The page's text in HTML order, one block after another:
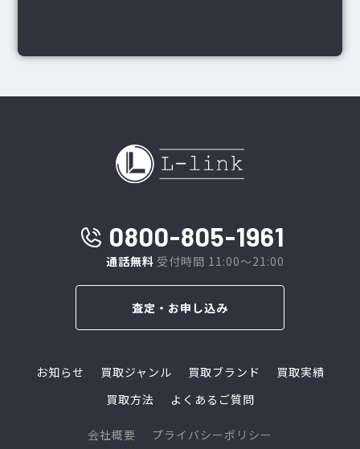
0800-805-1961
通話無料 受付時間 11:00～21:00
査定・お申し込み
お知らせ 買取ジャンル 買取ブランド
買取実績
買取方法
よくあるご質問
会社概要 プライバシーポリシー